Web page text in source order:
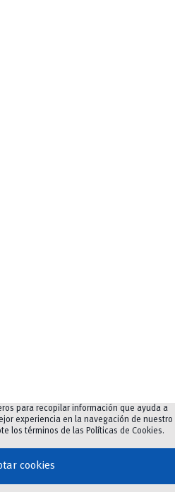
vertical_align_top
para recopilar información que ayuda a
experiencia en la navegación de nuestro
los términos de las Políticas de Cookies.
cookies